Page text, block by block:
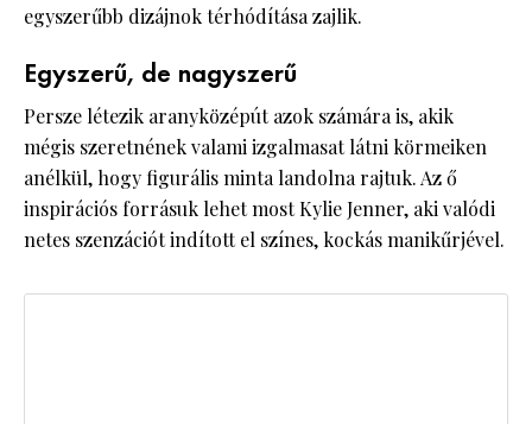
egyszerűbb dizájnok térhódítása zajlik.
Egyszerű, de nagyszerű
Persze létezik aranyközépút azok számára is, akik
mégis szeretnének valami izgalmasat látni körmeiken
anélkül, hogy figurális minta landolna rajtuk. Az ő
inspirációs forrásuk lehet most Kylie Jenner, aki valódi
netes szenzációt indított el színes, kockás manikűrjével.